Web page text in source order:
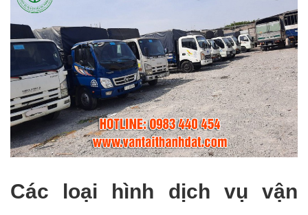
Các loại hình dịch vụ vận